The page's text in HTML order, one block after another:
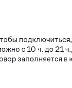
подключиться,
с 10 ч. до 21
заполняется в